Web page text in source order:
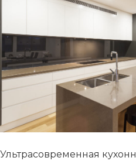
Ультрасовременная